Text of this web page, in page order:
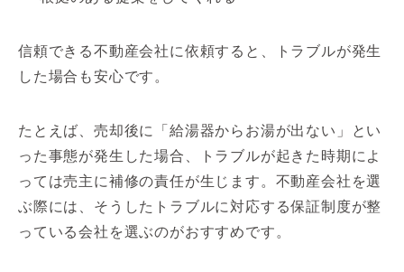
信頼できる不動産会社に依頼すると、トラブルが発生
した場合も安心です。
たとえば、売却後に「給湯器からお湯が出ない」とい
った事態が発生した場合、トラブルが起きた時期によ
っては売主に補修の責任が生じます。不動産会社を選
ぶ際には、そうしたトラブルに対応する保証制度が整
っている会社を選ぶのがおすすめです。